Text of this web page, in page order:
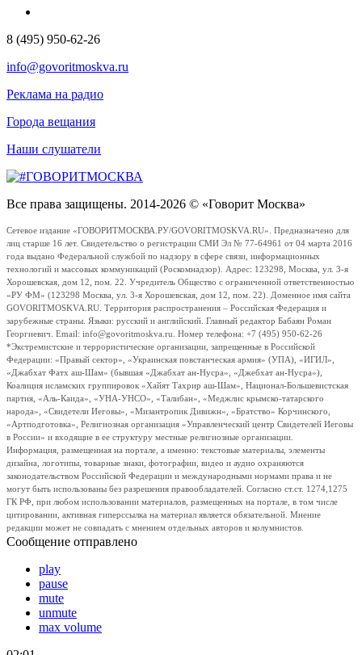
8 (495) 950-62-26
info@govoritmoskva.ru
Реклама на радио
Города вещания
Наши слушатели
Все права защищены. 2014-2026 © «Говорит Москва»
Сетевое издание «ГОВОРИТМОСКВА.РУ/GOVORITMOSKVA.RU». Предназначено для
лиц старше 16 лет. Свидетельство о регистрации СМИ Эл № 77-64961 от 04 марта 2016
года выдано Федеральной службой по надзору в сфере связи, информационных
технологий и массовых коммуникаций (Роскомнадзор). Адрес: 123298, Москва, ул. 3-я
Хорошевская, дом 12, пом. 22. Учредитель Общество с ограниченной ответственностью
«РУ ФМ» (123298 Москва, ул. 3-я Хорошевская, дом 12, пом. 22). Доменное имя сайта
GOVORITMOSKVA.RU. Территория распространения – Российская Федерация и
зарубежные страны. Языки: русский и английский. Главный редактор Бабаян Роман
Георгиевич. Email: info@govoritmoskva.ru. Номер телефона: +7 (495) 950-62-26
*Экстремистские и террористические организации, запрещенные в Российской
Федерации: «Правый сектор», «Украинская повстанческая армия» (УПА), «ИГИЛ»,
«Джабхат Фатх аш-Шам» (бывшая «Джабхат ан-Нусра», «Джебхат ан-Нусра»),
Коалиция исламских группировок «Хайят Тахрир аш-Шам», Национал-Большевистская
партия, «Аль-Каида», «УНА-УНСО», «Талибан», «Меджлис крымско-татарского
народа», «Свидетели Иеговы», «Мизантропик Дивижн», «Братство» Корчинского,
«Артподготовка», Религиозная организация «Управленческий центр Свидетелей Иеговы
в России» и входящие в ее структуру местные религиозные организации.
Информация, размещенная на портале, а именно: текстовые материалы, элементы
дизайна, логотипы, товарные знаки, фотографии, видео и аудио охраняются
законодательством Российской Федерации и международными нормами права и не
могут быть использованы без разрешения правообладателей. Согласно ст.ст. 1274,1275
ГК РФ, при любом использовании материалов, размещенных на портале, в том числе
цитировании, активная гиперссылка на материал является обязательной. Мнение
редакции может не совпадать с мнением отдельных авторов и колумнистов.
Сообщение отправлено
play
pause
mute
unmute
max volume